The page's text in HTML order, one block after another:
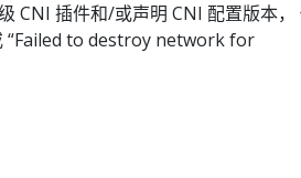
CNI 插件和/或声明 CNI 配置版本，
“Failed to destroy network for